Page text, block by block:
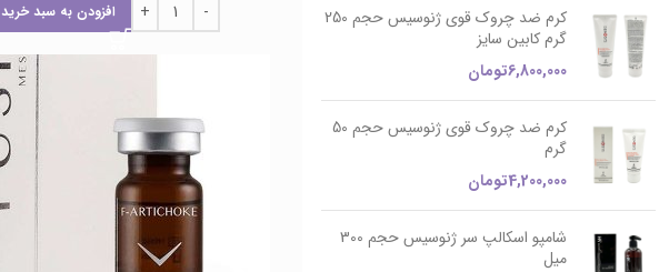
کرم ضد چروک قوی ژنوسیس حجم 250
گرم کابین سایز
6,800,000تومان
کرم ضد چروک قوی ژنوسیس حجم 50
گرم
4,200,000تومان
شامپو اسکالپ سر ژنوسیس حجم 300
میل
افزودن به سبد خرید